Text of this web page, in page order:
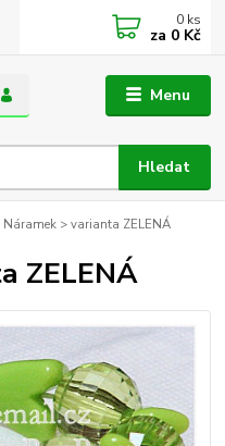
Menu
Hledat
0 ks
za 0 Kč
Náramek > varianta ZELENÁ
ZELENÁ